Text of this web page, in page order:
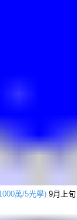
萬/5光學) 9月上旬